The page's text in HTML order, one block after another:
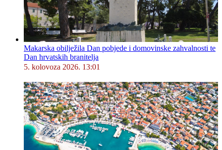
Makarska obilježila Dan pobjede i domovinske zahvalnosti te
Dan hrvatskih branitelja
5. kolovoza 2026. 13:01